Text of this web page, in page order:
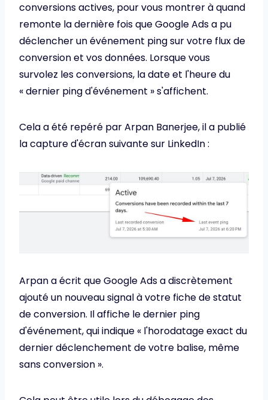
conversions actives, pour vous montrer à quand
remonte la dernière fois que Google Ads a pu
déclencher un événement ping sur votre flux de
conversion et vos données. Lorsque vous
survolez les conversions, la date et l'heure du
« dernier ping d'événement » s'affichent.
Cela a été repéré par Arpan Banerjee, il a publié
la capture d'écran suivante sur LinkedIn :
Arpan a écrit que Google Ads a discrètement
ajouté un nouveau signal à votre fiche de statut
de conversion. Il affiche le dernier ping
d'événement, qui indique « l'horodatage exact du
dernier déclenchement de votre balise, même
sans conversion ».